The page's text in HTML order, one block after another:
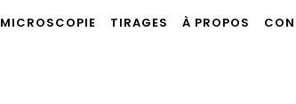
MICROSCOPIE TIRAGES À PROPOS